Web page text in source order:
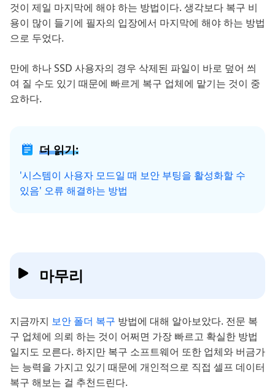
것이 제일 마지막에 해야 하는 방법이다. 생각보다 복구 비
용이 많이 들기에 필자의 입장에서 마지막에 해야 하는 방법
으로 두었다.
만에 하나 SSD 사용자의 경우 삭제된 파일이 바로 덮어 씌
여 질 수도 있기 때문에 빠르게 복구 업체에 맡기는 것이 중
요하다.
더 읽기:
'시스템이 사용자 모드일 때 보안 부팅을 활성화할 수
있음' 오류 해결하는 방법
마무리
지금까지 보안 폴더 복구 방법에 대해 알아보았다. 전문 복
구 업체에 의뢰 하는 것이 어쩌면 가장 빠르고 확실한 방법
일지도 모른다. 하지만 복구 소프트웨어 또한 업체와 버금가
는 능력을 가지고 있기 때문에 개인적으로 직접 셀프 데이터
복구 해보는 걸 추천드린다.